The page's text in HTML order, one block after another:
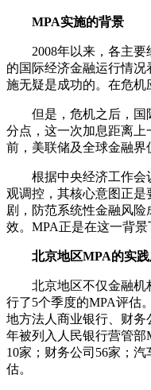
MPA实施的背景
2008年以来，各主要经
的国际经济金融运行情
施无疑是成功的。在危机
但是，危机之后，国际
分点，这一次加息距离上
前，美联储及全球金融界
根据中央经济工作会议
观调控，其核心意图正是
剧，防范系统性金融风
效。MPA正是在这一背景
北京地区MPA的实践
北京地区不仅金融机构
行了5个季度的MPA评估
地方法人商业银行、财务
年被列入人民银行营管部
10家；财务公司56家；
估。